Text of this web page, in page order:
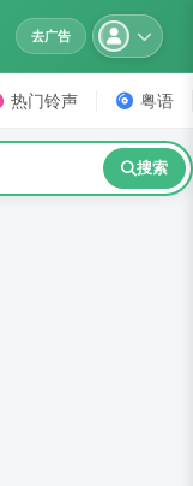
去广告
热门铃声 粤语
搜索